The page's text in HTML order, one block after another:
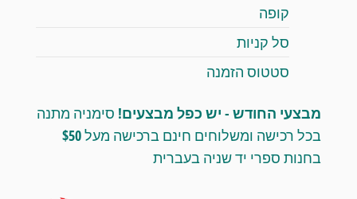
קופה
סל קניות
סטטוס הזמנה
מבצעי החודש - יש כפל מבצעים! סימניה מתנה
בכל רכישה ומשלוחים חינם ברכישה מעל $50
בחנות ספרי יד שניה בעברית